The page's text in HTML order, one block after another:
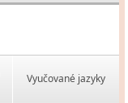
Vyučované jazyky